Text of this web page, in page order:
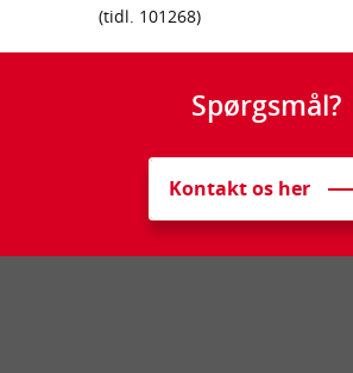
(tidl. 101268)
Spørgsmål?
Kontakt os her